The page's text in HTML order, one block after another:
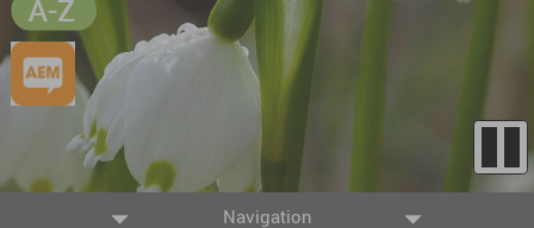
Navigation